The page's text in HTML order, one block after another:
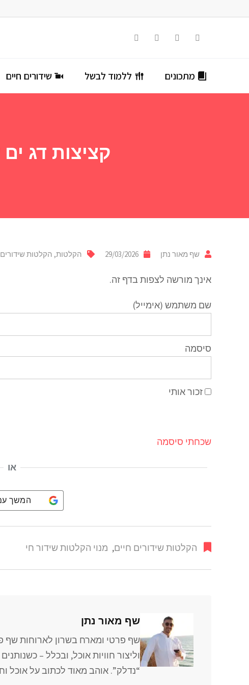
מתכונים ללמוד לבשל שידורים חיים
קציצות דג
שף מאור נתן 29/03/2026 הקלטות, הקלטות
אינך מורשה לצפות בדף זה.
שם משתמש (אימייל)
סיסמה
זכור אותי
שכחתי סיסמה
או
המשך
הקלטות שידורים חיים, מנוי הקלטות שידור חי
שף מאור נתן
שף פרטי ומארח בשרון לארוחות שף
וליצור חוויות אוכל, ובכלל –
“נדלק”. אוהב מאוד לכתוב על אוכל